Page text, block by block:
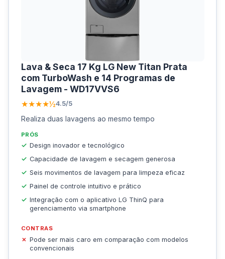
Lava & Seca 17 Kg LG New Titan Prata
com TurboWash e 14 Programas de
Lavagem - WD17VVS6
★★★★½4.5/5
Realiza duas lavagens ao mesmo tempo
PRÓS
Design inovador e tecnológico
Capacidade de lavagem e secagem generosa
Seis movimentos de lavagem para limpeza eficaz
Painel de controle intuitivo e prático
Integração com o aplicativo LG ThinQ para
gerenciamento via smartphone
CONTRAS
Pode ser mais caro em comparação com modelos
convencionais